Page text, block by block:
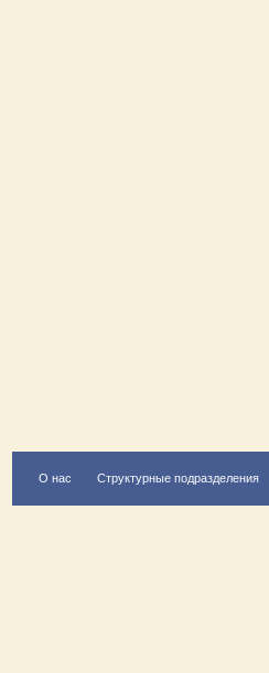
О нас Структурные подразделения